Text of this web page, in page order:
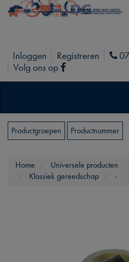
Inloggen Registreren
Volg ons op
Facebook
Productgroepen Productnummer
Home
Universele producten
Klassiek gereedschap
-